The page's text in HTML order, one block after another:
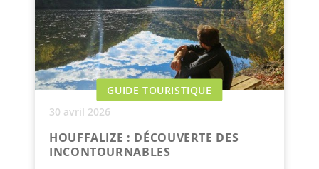
GUIDE TOURISTIQUE
30 avril 2026
HOUFFALIZE : DÉCOUVERTE DES
INCONTOURNABLES